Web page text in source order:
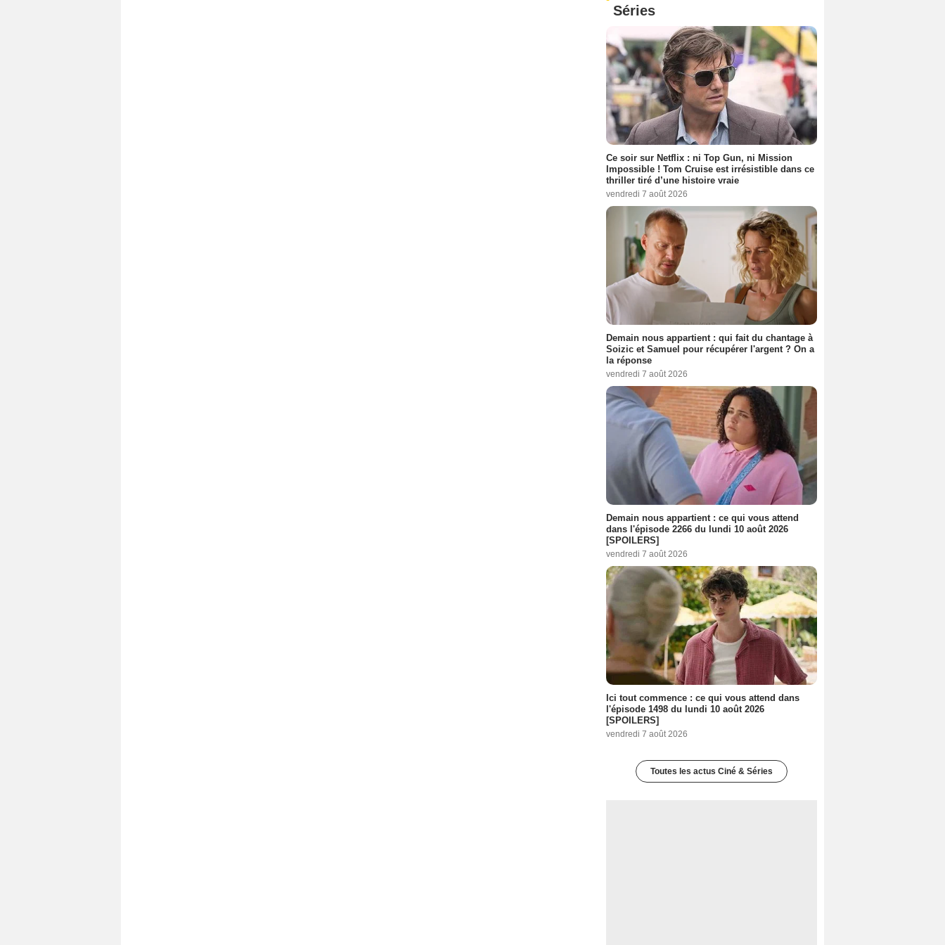
Séries
Ce soir sur Netflix : ni Top Gun, ni Mission
Impossible ! Tom Cruise est irrésistible dans ce
thriller tiré d’une histoire vraie
vendredi 7 août 2026
Demain nous appartient : qui fait du chantage à
Soizic et Samuel pour récupérer l'argent ? On a
la réponse
vendredi 7 août 2026
Demain nous appartient : ce qui vous attend
dans l'épisode 2266 du lundi 10 août 2026
[SPOILERS]
vendredi 7 août 2026
Ici tout commence : ce qui vous attend dans
l'épisode 1498 du lundi 10 août 2026
[SPOILERS]
vendredi 7 août 2026
Toutes les actus Ciné & Séries